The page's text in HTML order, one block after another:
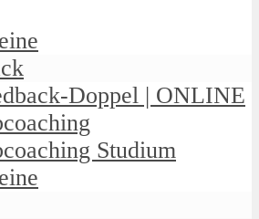
Doppel | ONLINE
Studium